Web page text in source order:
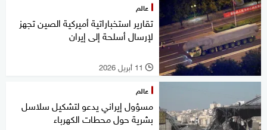
عالم
تقارير استخباراتية أميركية الصين تجهز
لإرسال أسلحة إلى إيران
l 11 أبريل 2026
عالم
مسؤول إيراني يدعو لتشكيل سلاسل
بشرية حول محطات الكهرباء